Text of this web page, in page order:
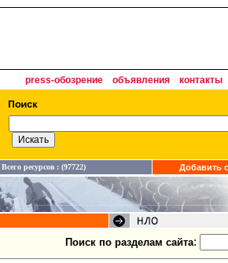
press-обозрение объявления контакты
Всего ресурсов : (97722) Добавить
Поиск по разделам сайта: